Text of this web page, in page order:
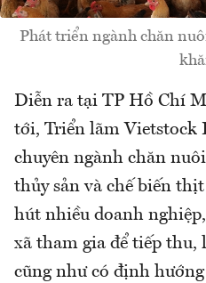
Phát triển ngành chăn
Diễn ra tại TP Hồ Chí
tới, Triển lãm Vietstock
chuyên ngành chăn
thủy sản và chế biến
hút nhiều doanh
xã tham gia để tiếp thu,
cũng như có định